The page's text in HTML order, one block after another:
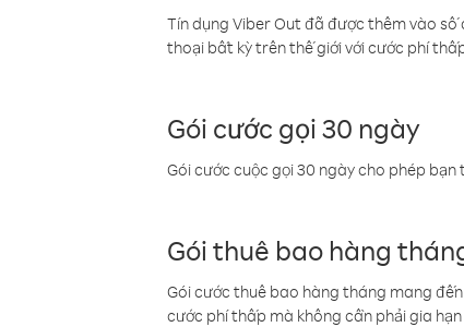
Tín dụng Viber Out đã được thêm vào số
thoại bất kỳ trên thế giới với cước phí
Gói cước gọi 30 ngày
Gói cước cuộc gọi 30 ngày cho phép
Gói thuê bao hàng
Gói cước thuê bao hàng tháng mang
cước phí thấp mà không cần phải gia